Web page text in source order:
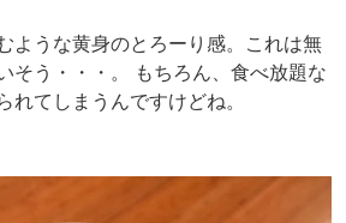
ような黄身のとろーり感。これは無
そう・・・。 もちろん、食べ放題な
てしまうんですけどね。